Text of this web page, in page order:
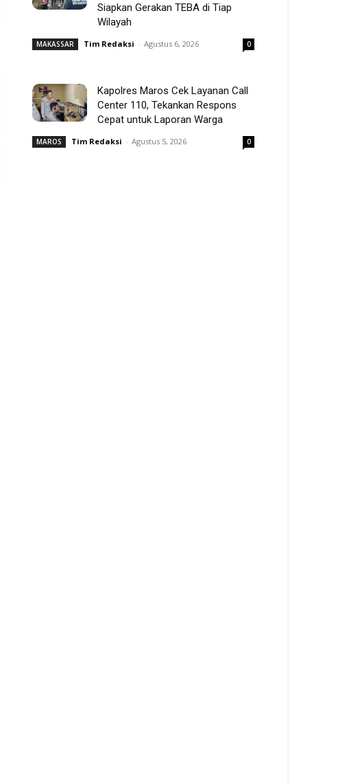
Siapkan Gerakan TEBA di Tiap
Wilayah
MAKASSAR Tim Redaksi - Agustus 6, 2026 0
Kapolres Maros Cek Layanan Call
Center 110, Tekankan Respons
Cepat untuk Laporan Warga
MAROS Tim Redaksi - Agustus 5, 2026 0